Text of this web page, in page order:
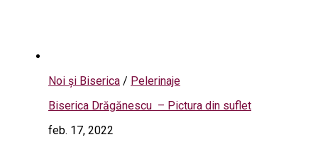
Noi și Biserica / Pelerinaje
Biserica Drăgănescu – Pictura din suflet
feb. 17, 2022